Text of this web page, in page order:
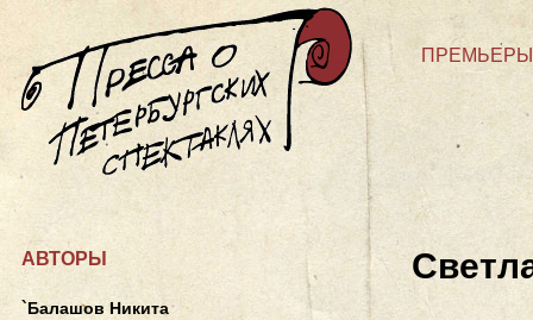
ПРЕМЬЕРЫ
АВТОРЫ
`Балашов Никита